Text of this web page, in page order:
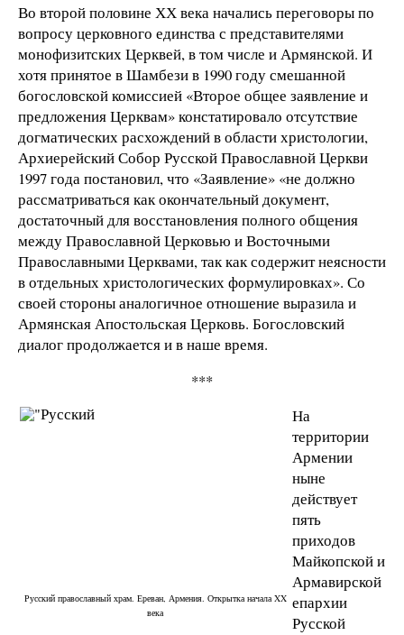
Во второй половине ХХ века начались переговоры по
вопросу церковного единства с представителями
монофизитских Церквей, в том числе и Армянской. И
хотя принятое в Шамбези в 1990 году смешанной
богословской комиссией «Второе общее заявление и
предложения Церквам» констатировало отсутствие
догматических расхождений в области христологии,
Архиерейский Собор Русской Православной Церкви
1997 года постановил, что «Заявление» «не должно
рассматриваться как окончательный документ,
достаточный для восстановления полного общения
между Православной Церковью и Восточными
Православными Церквами, так как содержит неясности
в отдельных христологических формулировках». Со
своей стороны аналогичное отношение выразила и
Армянская Апостольская Церковь. Богословский
диалог продолжается и в наше время.
***
Русский православный храм. Ереван, Армения. Открытка начала XX
века
На
территории
Армении
ныне
действует
пять
приходов
Майкопской и
Армавирской
епархии
Русской